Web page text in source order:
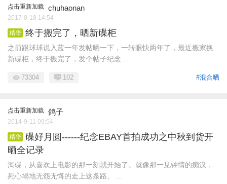
点击重新加载 chuhaonan
2017-8-18 14:54
精华 终于搬完了，晒新碟柜
之前跟球球说入蓝一年发帖晒一下，一转眼快两年了，最近搬家换
新碟柜，终于搬完了，发个帖子纪念 ...
#混合晒
73304 102
点击重新加载 鸽子
2014-9-11 09:54
精华 碟好月圆------纪念EBAY首拍成功之中秋到货开
晒全记录
淘碟，从喜欢上电影的那一刻就开始了。就像那一见钟情的痴汉，
死心塌地无怨无悔的走上这条路。 ...